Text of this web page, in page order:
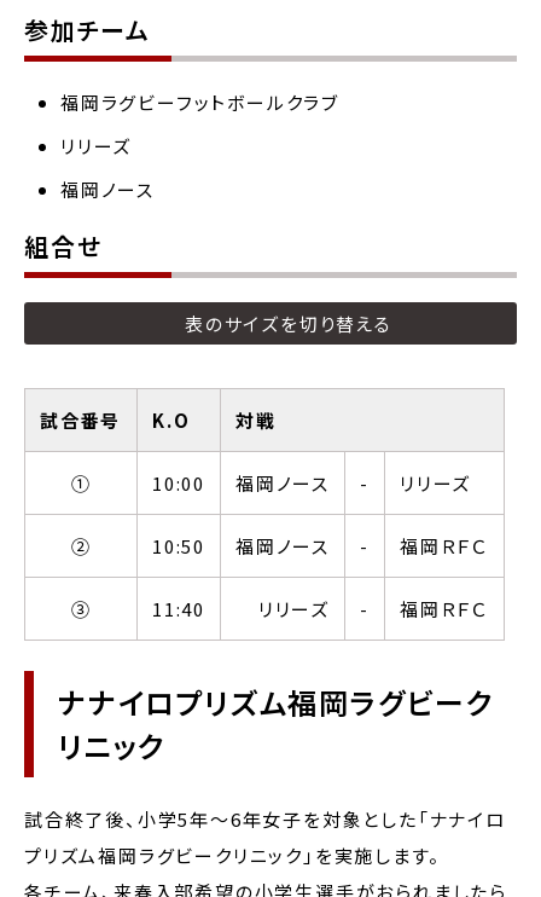
参加チーム
福岡ラグビーフットボールクラブ
リリーズ
福岡ノース
組合せ
表のサイズを切り替える
試合番号 K.O 対戦
① 10:00 福岡ノース - リリーズ
② 10:50 福岡ノース - 福岡ＲＦＣ
③ 11:40 リリーズ - 福岡ＲＦＣ
ナナイロプリズム福岡ラグビーク
リニック
試合終了後、小学5年～6年女子を対象とした「ナナイロ
プリズム福岡ラグビークリニック」を実施します。